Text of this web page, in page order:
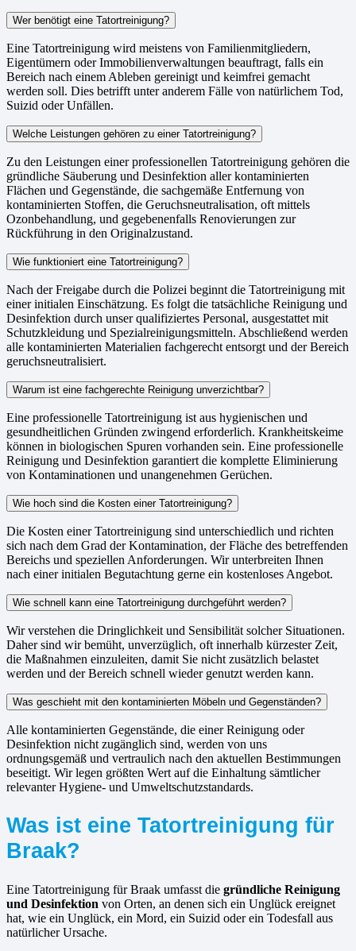
Wer benötigt eine Tatortreinigung?
Eine Tatortreinigung wird meistens von Familienmitgliedern,
Eigentümern oder Immobilienverwaltungen beauftragt, falls ein
Bereich nach einem Ableben gereinigt und keimfrei gemacht
werden soll. Dies betrifft unter anderem Fälle von natürlichem Tod,
Suizid oder Unfällen.
Welche Leistungen gehören zu einer Tatortreinigung?
Zu den Leistungen einer professionellen Tatortreinigung gehören die
gründliche Säuberung und Desinfektion aller kontaminierten
Flächen und Gegenstände, die sachgemäße Entfernung von
kontaminierten Stoffen, die Geruchsneutralisation, oft mittels
Ozonbehandlung, und gegebenenfalls Renovierungen zur
Rückführung in den Originalzustand.
Wie funktioniert eine Tatortreinigung?
Nach der Freigabe durch die Polizei beginnt die Tatortreinigung mit
einer initialen Einschätzung. Es folgt die tatsächliche Reinigung und
Desinfektion durch unser qualifiziertes Personal, ausgestattet mit
Schutzkleidung und Spezialreinigungsmitteln. Abschließend werden
alle kontaminierten Materialien fachgerecht entsorgt und der Bereich
geruchsneutralisiert.
Warum ist eine fachgerechte Reinigung unverzichtbar?
Eine professionelle Tatortreinigung ist aus hygienischen und
gesundheitlichen Gründen zwingend erforderlich. Krankheitskeime
können in biologischen Spuren vorhanden sein. Eine professionelle
Reinigung und Desinfektion garantiert die komplette Eliminierung
von Kontaminationen und unangenehmen Gerüchen.
Wie hoch sind die Kosten einer Tatortreinigung?
Die Kosten einer Tatortreinigung sind unterschiedlich und richten
sich nach dem Grad der Kontamination, der Fläche des betreffenden
Bereichs und speziellen Anforderungen. Wir unterbreiten Ihnen
nach einer initialen Begutachtung gerne ein kostenloses Angebot.
Wie schnell kann eine Tatortreinigung durchgeführt werden?
Wir verstehen die Dringlichkeit und Sensibilität solcher Situationen.
Daher sind wir bemüht, unverzüglich, oft innerhalb kürzester Zeit,
die Maßnahmen einzuleiten, damit Sie nicht zusätzlich belastet
werden und der Bereich schnell wieder genutzt werden kann.
Was geschieht mit den kontaminierten Möbeln und Gegenständen?
Alle kontaminierten Gegenstände, die einer Reinigung oder
Desinfektion nicht zugänglich sind, werden von uns
ordnungsgemäß und vertraulich nach den aktuellen Bestimmungen
beseitigt. Wir legen größten Wert auf die Einhaltung sämtlicher
relevanter Hygiene- und Umweltschutzstandards.
Was ist eine Tatortreinigung für
Braak?
Eine Tatortreinigung für Braak umfasst die gründliche Reinigung
und Desinfektion von Orten, an denen sich ein Unglück ereignet
hat, wie ein Unglück, ein Mord, ein Suizid oder ein Todesfall aus
natürlicher Ursache.